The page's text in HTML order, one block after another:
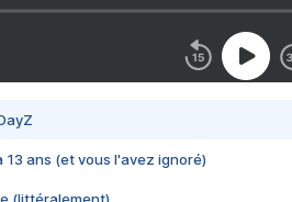
13 ans (et vous l'avez ignoré)